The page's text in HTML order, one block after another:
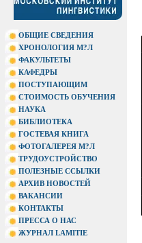
ОБЩИЕ СВЕДЕНИЯ
ХРОНОЛОГИЯ М?Л
ФАКУЛЬТЕТЫ
КАФЕДРЫ
ПОСТУПАЮЩИМ
СТОИМОСТЬ ОБУЧЕНИЯ
НАУКА
БИБЛИОТЕКА
ГОСТЕВАЯ КНИГА
ФОТОГАЛЕРЕЯ М?Л
ТРУДОУСТРОЙСТВО
ПОЛЕЗНЫЕ ССЫЛКИ
АРХИВ НОВОСТЕЙ
ВАКАНСИИ
КОНТАКТЫ
ПРЕССА О НАС
ЖУРНАЛ LAMITIE